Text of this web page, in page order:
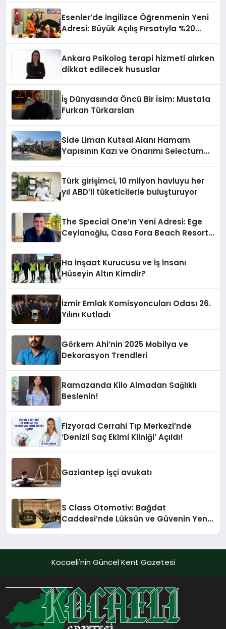
Esenler’de İngilizce Öğrenmenin Yeni
Adresi: Büyük Açılış Fırsatıyla %20
Ankara Psikolog terapi hizmeti alırken
dikkat edilecek hususlar
İş Dünyasında Öncü Bir İsim: Mustafa
Furkan Türkarslan
Side Liman Kutsal Alanı Hamam
Yapısının Kazı ve Onarımı Selectum
Türk girişimci, 10 milyon havluyu her
yıl ABD’li tüketicilerle buluşturuyor
The Special One’ın Yeni Adresi: Ege
Ceylanoğlu, Casa Fora Beach Resort
Ha İnşaat Kurucusu ve İş İnsanı
Hüseyin Altın Kimdir?
İzmir Emlak Komisyoncuları Odası 26.
Yılını Kutladı
Görkem Ahi’nin 2025 Mobilya ve
Dekorasyon Trendleri
Ramazanda Kilo Almadan Sağlıklı
Beslenin!
Fizyorad Cerrahi Tıp Merkezi’nde
‘Denizli Saç Ekimi Kliniği’ Açıldı!
Gaziantep işçi avukatı
S Class Otomotiv: Bağdat
Caddesi’nde Lüksün ve Güvenin Yeni
Kocaeli'nin Güncel Kent Gazetesi